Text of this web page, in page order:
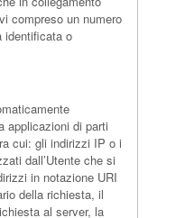
compreso un numero
identificata o
applicazioni di parti
cui: gli indirizzi IP o i
dall’Utente che si
in notazione URI
della richiesta, il
al server, la